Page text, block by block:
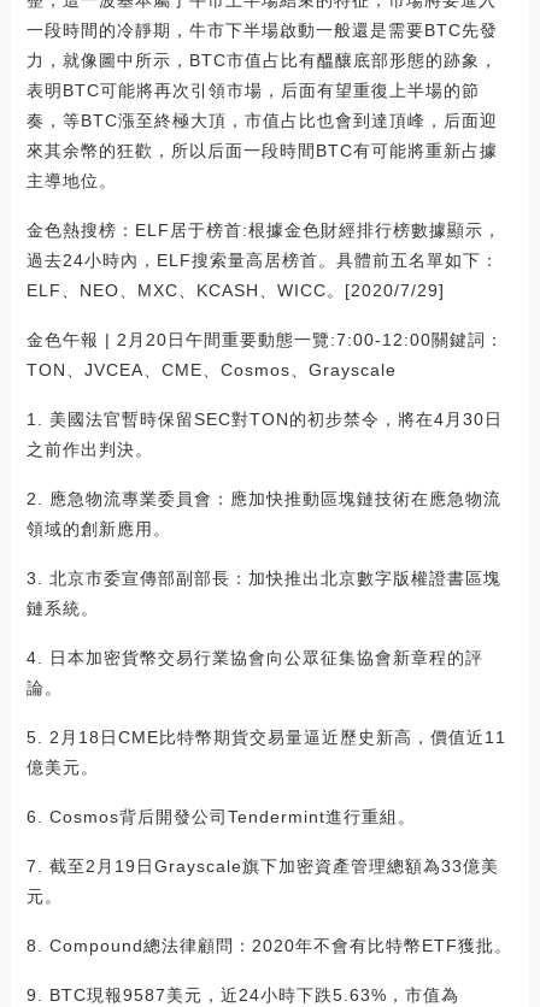
一段時間的冷靜期，牛市下半場啟動一般還是需要BTC先發
力，就像圖中所示，BTC市值占比有醞釀底部形態的跡象，
表明BTC可能將再次引領市場，后面有望重復上半場的節
奏，等BTC漲至終極大頂，市值占比也會到達頂峰，后面迎
來其余幣的狂歡，所以后面一段時間BTC有可能將重新占據
主導地位。
金色熱搜榜：ELF居于榜首:根據金色財經排行榜數據顯示，
過去24小時內，ELF搜索量高居榜首。具體前五名單如下：
ELF、NEO、MXC、KCASH、WICC。[2020/7/29]
金色午報 | 2月20日午間重要動態一覽:7:00-12:00關鍵詞：
TON、JVCEA、CME、Cosmos、Grayscale
1. 美國法官暫時保留SEC對TON的初步禁令，將在4月30日
之前作出判決。
2. 應急物流專業委員會：應加快推動區塊鏈技術在應急物流
領域的創新應用。
3. 北京市委宣傳部副部長：加快推出北京數字版權證書區塊
鏈系統。
4. 日本加密貨幣交易行業協會向公眾征集協會新章程的評
論。
5. 2月18日CME比特幣期貨交易量逼近歷史新高，價值近11
億美元。
6. Cosmos背后開發公司Tendermint進行重組。
7. 截至2月19日Grayscale旗下加密資產管理總額為33億美
元。
8. Compound總法律顧問：2020年不會有比特幣ETF獲批。
9. BTC現報9587美元，近24小時下跌5.63%，市值為